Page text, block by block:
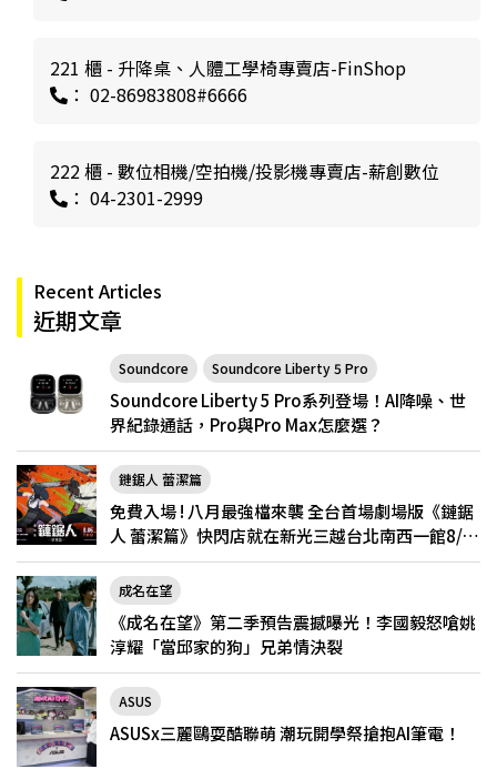
221 櫃 - 升降桌、人體工學椅專賣店-FinShop
： 02-86983808#6666
222 櫃 - 數位相機/空拍機/投影機專賣店-薪創數位
： 04-2301-2999
Recent Articles
近期文章
Soundcore Soundcore Liberty 5 Pro
Soundcore Liberty 5 Pro系列登場！AI降噪、世
界紀錄通話，Pro與Pro Max怎麼選？
鏈鋸人 蕾潔篇
免費入場 ! 八月最強檔來襲 全台首場劇場版《鏈鋸
人 蕾潔篇》快閃店就在新光三越台北南西一館8/6
限定登場
成名在望
《成名在望》第二季預告震撼曝光！李國毅怒嗆姚
淳耀「當邱家的狗」兄弟情決裂
ASUS
ASUSx三麗鷗耍酷聯萌 潮玩開學祭搶抱AI筆電！